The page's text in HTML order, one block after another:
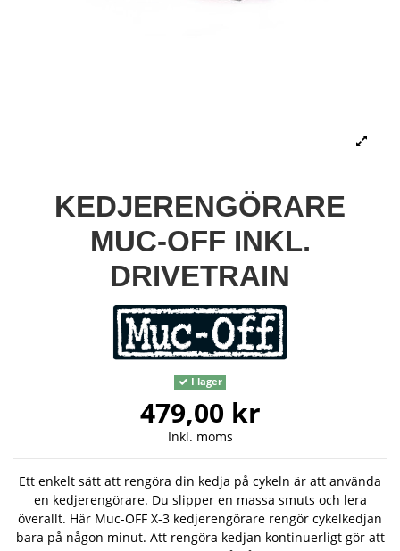
KEDJERENGÖRARE
MUC-OFF INKL.
DRIVETRAIN
I lager
479,00 kr
Inkl. moms
Ett enkelt sätt att rengöra din kedja på cykeln är att använda
en kedjerengörare. Du slipper en massa smuts och lera
överallt. Här Muc-OFF X-3 kedjerengörare rengör cykelkedjan
bara på någon minut. Att rengöra kedjan kontinuerligt gör att